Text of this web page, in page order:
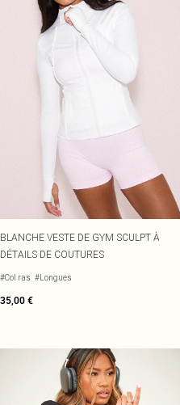
BLANCHE VESTE DE GYM SCULPT À
DÉTAILS DE COUTURES
#Col ras #Longues
35,00 €